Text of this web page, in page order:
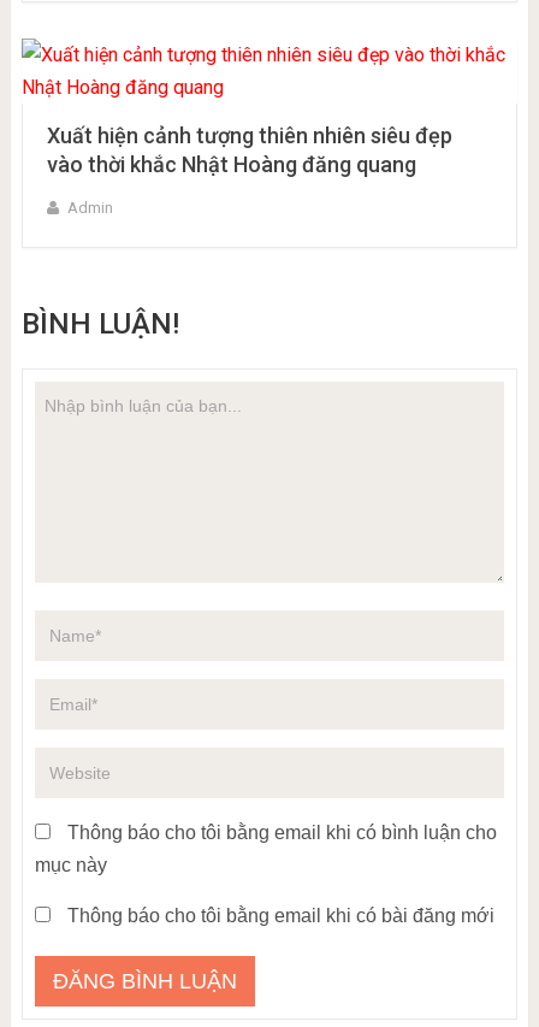
Xuất hiện cảnh tượng thiên nhiên siêu đẹp
vào thời khắc Nhật Hoàng đăng quang
Admin
BÌNH LUẬN!
Thông báo cho tôi bằng email khi có bình luận cho
mục này
Thông báo cho tôi bằng email khi có bài đăng mới